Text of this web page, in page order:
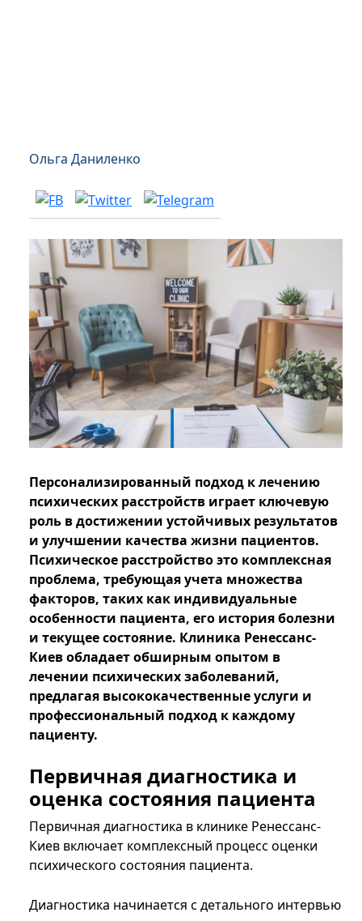
Ольга Даниленко
Персонализированный подход к лечению
психических расстройств играет ключевую
роль в достижении устойчивых результатов
и улучшении качества жизни пациентов.
Психическое расстройство это комплексная
проблема, требующая учета множества
факторов, таких как индивидуальные
особенности пациента, его история болезни
и текущее состояние. Клиника Ренессанс-
Киев обладает обширным опытом в
лечении психических заболеваний,
предлагая высококачественные услуги и
профессиональный подход к каждому
пациенту.
Первичная диагностика и
оценка состояния пациента
Первичная диагностика в клинике Ренессанс-
Киев включает комплексный процесс оценки
психического состояния пациента.
Диагностика начинается с детального интервью